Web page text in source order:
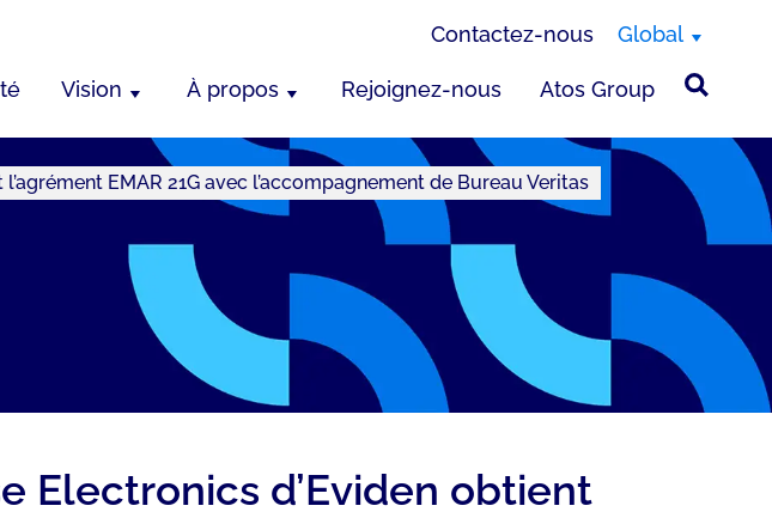
Contactez-nous Global
Vision À propos Rejoignez-nous Atos Group
EMAR 21G avec l’accompagnement de Bureau Veritas
Electronics d’Eviden obtient